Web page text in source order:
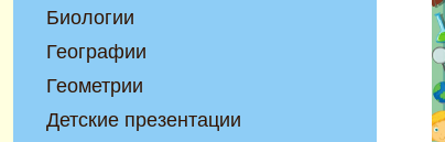
Биологии
Географии
Геометрии
Детские презентации